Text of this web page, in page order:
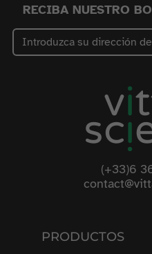
RECIBA NUESTRO
(+33)6
PRODUCTOS